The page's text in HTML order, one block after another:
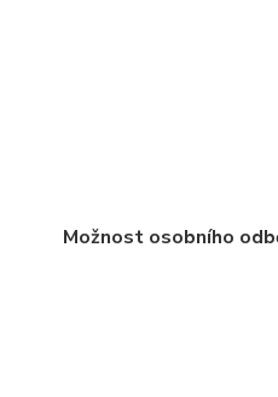
Možnost osobního